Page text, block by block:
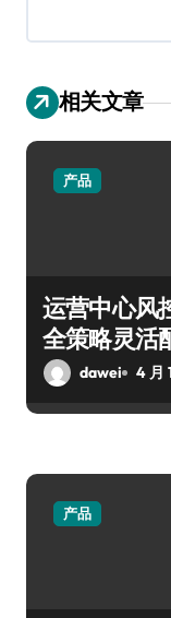
相关文章
产品
运营中心风
全策略灵活
dawei 4 月
产品